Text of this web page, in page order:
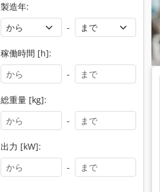
製造年:
-
稼働時間 [h]:
-
総重量 [kg]:
-
出力 [kW]:
-